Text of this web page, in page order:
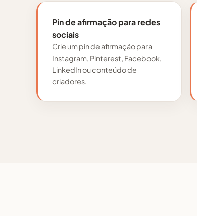
Pin de afirmação para redes
sociais
Crie um pin de afirmação para
Instagram, Pinterest, Facebook,
LinkedIn ou conteúdo de
criadores.